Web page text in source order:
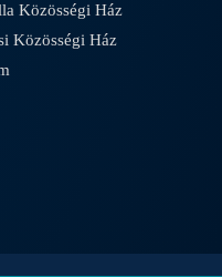
Közösségi Ház
Közösségi Ház